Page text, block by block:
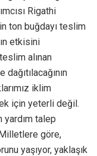
Rigathi
ton buğdayı teslim
etkisini
alınan
iklim
için yeterli değil.
yardım talep
göre,
yaşıyor, yaklaşık